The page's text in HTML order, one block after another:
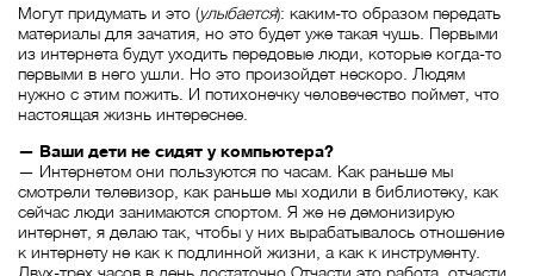
Могут придумать и это (улыбается): каким-то образом передать
материалы для зачатия, но это будет уже такая чушь. Первыми
из интернета будут уходить передовые люди, которые когда-то
первыми в него ушли. Но это произойдет нескоро. Людям
нужно с этим пожить. И потихонечку человечество поймет, что
настоящая жизнь интереснее.
— Ваши дети не сидят у компьютера?
— Интернетом они пользуются по часам. Как раньше мы
смотрели телевизор, как раньше мы ходили в библиотеку, как
сейчас люди занимаются спортом. Я же не демонизирую
интернет, я делаю так, чтобы у них вырабатывалось отношение
к интернету не как к подлинной жизни, а как к инструменту.
Двух-трех часов в день достаточно.Отчасти это работа, отчасти